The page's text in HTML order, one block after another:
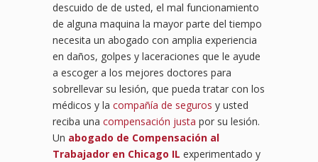
descuido de de usted, el mal funcionamiento
de alguna maquina la mayor parte del tiempo
necesita un abogado con amplia experiencia
en daños, golpes y laceraciones que le ayude
a escoger a los mejores doctores para
sobrellevar su lesión, que pueda tratar con los
médicos y la compañía de seguros y usted
reciba una compensación justa por su lesión.
Un abogado de Compensación al
Trabajador en Chicago IL experimentado y